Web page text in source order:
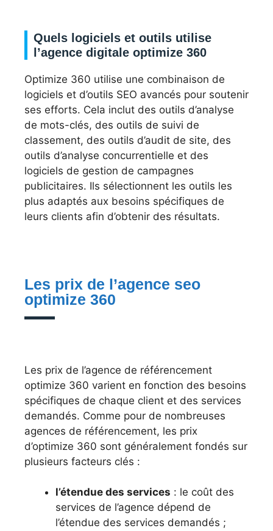
Quels logiciels et outils utilise
l’agence digitale optimize 360
Optimize 360 utilise une combinaison de
logiciels et d’outils SEO avancés pour soutenir
ses efforts. Cela inclut des outils d’analyse
de mots-clés, des outils de suivi de
classement, des outils d’audit de site, des
outils d’analyse concurrentielle et des
logiciels de gestion de campagnes
publicitaires. Ils sélectionnent les outils les
plus adaptés aux besoins spécifiques de
leurs clients afin d’obtenir des résultats.
Les prix de l’agence seo
optimize 360
Les prix de l’agence de référencement
optimize 360 varient en fonction des besoins
spécifiques de chaque client et des services
demandés. Comme pour de nombreuses
agences de référencement, les prix
d’optimize 360 sont généralement fondés sur
plusieurs facteurs clés :
l’étendue des services : le coût des
services de l’agence dépend de
l’étendue des services demandés ;